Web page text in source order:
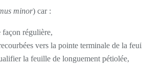
minor) car :
façon régulière,
vers la pointe terminale de la
la feuille de longuement pétiolée,